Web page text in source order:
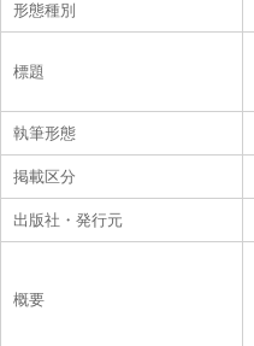
形態種別
標題
執筆形態
掲載区分
出版社・発行元
概要